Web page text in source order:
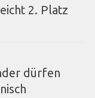
2. Platz
dürfen